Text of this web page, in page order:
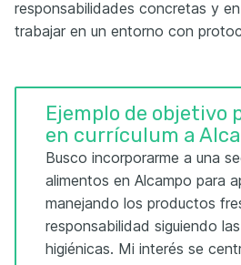
responsabilidades concretas y
trabajar en un entorno con
Ejemplo de objetivo
en currículum a
Busco incorporarme a una
alimentos en Alcampo para
manejando los productos
responsabilidad siguiendo
higiénicas. Mi interés se